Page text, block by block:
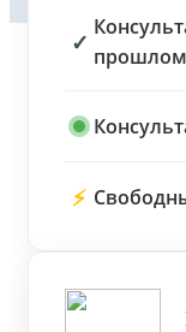
✓
⚡